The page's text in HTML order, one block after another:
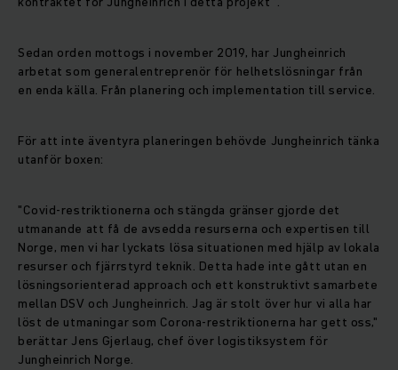
Sedan orden mottogs i november 2019, har Jungheinrich
arbetat som generalentreprenör för helhetslösningar från
en enda källa. Från planering och implementation till service.
För att inte äventyra planeringen behövde Jungheinrich tänka
utanför boxen:
"Covid-restriktionerna och stängda gränser gjorde det
utmanande att få de avsedda resurserna och expertisen till
Norge, men vi har lyckats lösa situationen med hjälp av lokala
resurser och fjärrstyrd teknik. Detta hade inte gått utan en
lösningsorienterad approach och ett konstruktivt samarbete
mellan DSV och Jungheinrich. Jag är stolt över hur vi alla har
löst de utmaningar som Corona-restriktionerna har gett oss,"
berättar Jens Gjerlaug, chef över logistiksystem för
Jungheinrich Norge.